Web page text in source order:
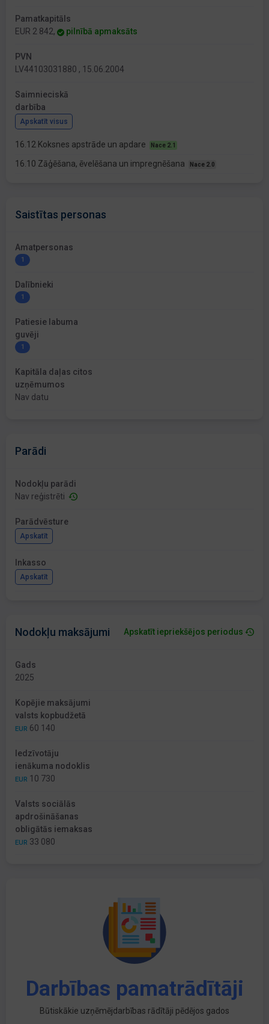
Pamatkapitāls
EUR 2 842,
pilnībā apmaksāts
PVN
LV44103031880 , 15.06.2004
Saimnieciskā
darbība
Apskatīt visus
16.12 Koksnes apstrāde un apdare Nace 2.1
16.10 Zāģēšana, ēvelēšana un impregnēšana Nace 2.0
Saistītas personas
Amatpersonas
1
Dalībnieki
1
Patiesie labuma
guvēji
1
Kapitāla daļas citos
uzņēmumos
Nav datu
Parādi
Nodokļu parādi
Nav reģistrēti
Parādvēsture
Apskatīt
Inkasso
Apskatīt
Nodokļu maksājumi Apskatīt iepriekšējos periodus
Gads
2025
Kopējie maksājumi
valsts kopbudžetā
EUR 60 140
Iedzīvotāju
ienākuma nodoklis
EUR 10 730
Valsts sociālās
apdrošināšanas
obligātās iemaksas
EUR 33 080
Darbības pamatrādītāji
Būtiskākie uzņēmējdarbības rādītāji pēdējos gados